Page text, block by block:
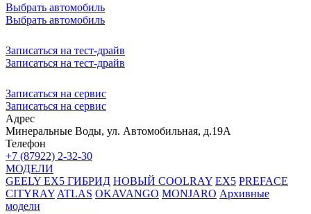
Выбрать автомобиль
Выбрать автомобиль
Записаться на тест-драйв
Записаться на тест-драйв
Записаться на сервис
Записаться на сервис
Адрес
Минеральные Воды, ул. Автомобильная, д.19А
Телефон
+7 (87922) 2-32-30
МОДЕЛИ
GEELY EX5 ГИБРИД НОВЫЙ COOLRAY EX5 PREFACE
CITYRAY ATLAS OKAVANGO MONJARO Архивные
модели